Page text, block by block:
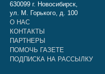
630099 г. Новосибирск,
ул. М. Горького, д. 100
О НАС
КОНТАКТЫ
ПАРТНЕРЫ
ПОМОЧЬ ГАЗЕТЕ
ПОДПИСКА НА РАССЫЛКУ